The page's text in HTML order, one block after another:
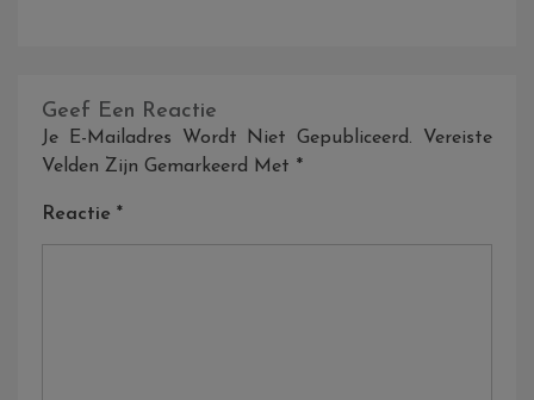
Geef Een Reactie
Je E-Mailadres Wordt Niet Gepubliceerd.
Vereiste
Velden Zijn Gemarkeerd Met *
Reactie *